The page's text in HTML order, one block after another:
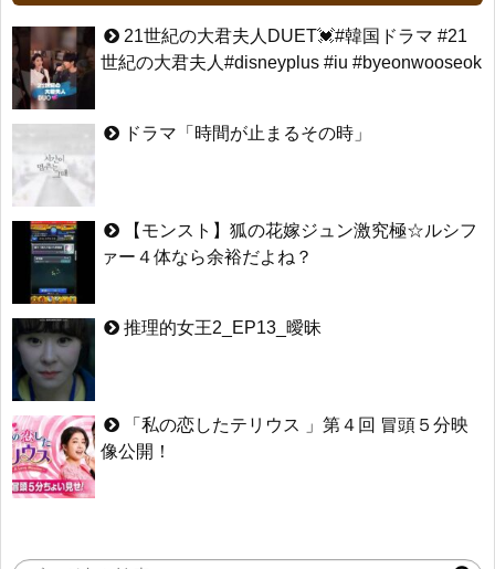
21世紀の大君夫人DUET💓#韓国ドラマ #21
世紀の大君夫人#disneyplus #iu #byeonwooseok
ドラマ「時間が止まるその時」
【モンスト】狐の花嫁ジュン激究極☆ルシフ
ァー４体なら余裕だよね？
推理的女王2_EP13_曖昧
「私の恋したテリウス 」第４回 冒頭５分映
像公開！